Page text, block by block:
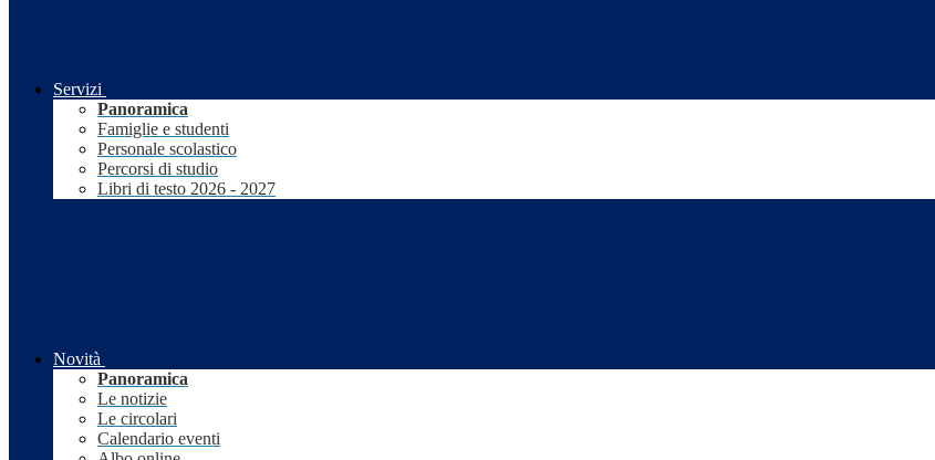
Servizi
Panoramica
Famiglie e studenti
Personale scolastico
Percorsi di studio
Libri di testo 2026 - 2027
Novità
Panoramica
Le notizie
Le circolari
Calendario eventi